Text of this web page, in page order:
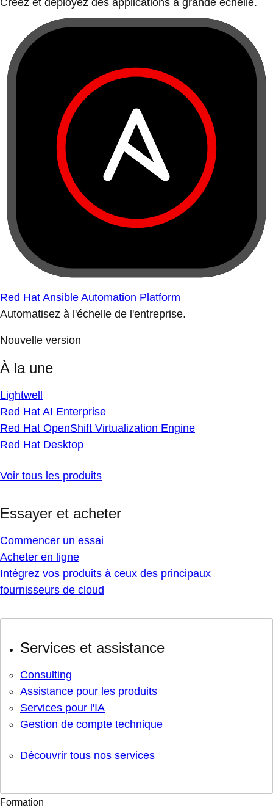
Créez et déployez des applications à grande échelle.
Red Hat Ansible Automation Platform
Automatisez à l'échelle de l'entreprise.
Nouvelle version
À la une
Lightwell
Red Hat AI Enterprise
Red Hat OpenShift Virtualization Engine
Red Hat Desktop
Voir tous les produits
Essayer et acheter
Commencer un essai
Acheter en ligne
Intégrez vos produits à ceux des principaux
fournisseurs de cloud
Services et assistance
Consulting
Assistance pour les produits
Services pour l'IA
Gestion de compte technique
Découvrir tous nos services
Formation